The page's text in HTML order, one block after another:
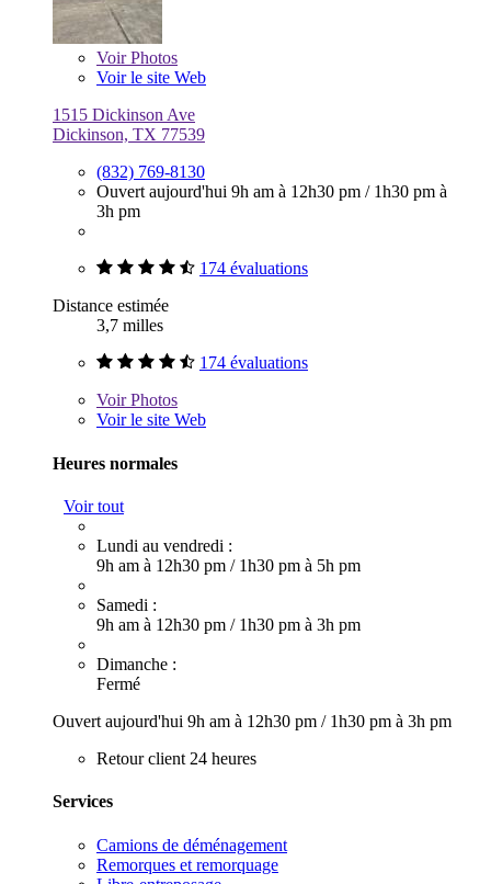
VoirPhotos
Voir le site Web
1515 Dickinson Ave
Dickinson, TX 77539
(832) 769-8130
Ouvert aujourd'hui 9h am à 12h30 pm / 1h30 pm à
3h pm
174 évaluations
Distance estimée
3,7 milles
174 évaluations
VoirPhotos
Voir le site Web
Heures normales
Voir tout
Lundi au vendredi :
9h am à 12h30 pm / 1h30 pm à 5h pm
Samedi :
9h am à 12h30 pm / 1h30 pm à 3h pm
Dimanche :
Fermé
Ouvert aujourd'hui 9h am à 12h30 pm / 1h30 pm à 3h pm
Retour client 24 heures
Services
Camions de déménagement
Remorques et remorquage